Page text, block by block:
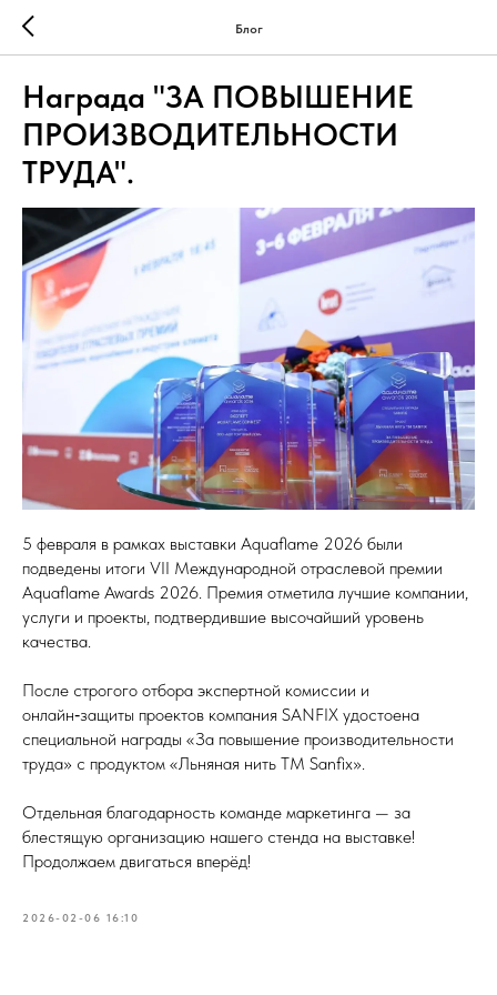
Блог
Награда "ЗА ПОВЫШЕНИЕ
ПРОИЗВОДИТЕЛЬНОСТИ
ТРУДА".
5 февраля в рамках выставки Aquaflame 2026 были
подведены итоги VII Международной отраслевой премии
Aquaflame Awards 2026. Премия отметила лучшие компании,
услуги и проекты, подтвердившие высочайший уровень
качества.
После строгого отбора экспертной комиссии и
онлайн‑защиты проектов компания SANFIX удостоена
специальной награды «За повышение производительности
труда» с продуктом «Льняная нить ТМ Sanfix».
Отдельная благодарность команде маркетинга — за
блестящую организацию нашего стенда на выставке!
Продолжаем двигаться вперёд!
2026-02-06 16:10